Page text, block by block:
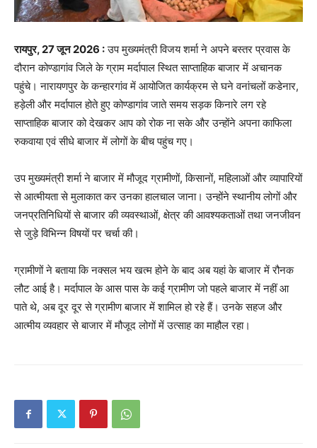
रायपुर, 27 जून 2026 :उप मुख्यमंत्री विजय शर्मा ने अपने बस्तर प्रवास के
दौरान कोण्डागांव जिले के ग्राम मर्दापाल स्थित साप्ताहिक बाजार में अचानक
पहुंचे। नारायणपुर के कन्हारगांव में आयोजित कार्यक्रम से घने वनांचलों कडेनार,
हड़ेली और मर्दापाल होते हुए कोण्डागांव जाते समय सड़क किनारे लग रहे
साप्ताहिक बाजार को देखकर आप को रोक ना सके और उन्होंने अपना काफिला
रुकवाया एवं सीधे बाजार में लोगों के बीच पहुंच गए।
उप मुख्यमंत्री शर्मा ने बाजार में मौजूद ग्रामीणों, किसानों, महिलाओं और व्यापारियों
से आत्मीयता से मुलाकात कर उनका हालचाल जाना। उन्होंने स्थानीय लोगों और
जनप्रतिनिधियों से बाजार की व्यवस्थाओं, क्षेत्र की आवश्यकताओं तथा जनजीवन
से जुड़े विभिन्न विषयों पर चर्चा की।
ग्रामीणों ने बताया कि नक्सल भय खत्म होने के बाद अब यहां के बाजार में रौनक
लौट आई है। मर्दापाल के आस पास के कई ग्रामीण जो पहले बाजार में नहीं आ
पाते थे, अब दूर दूर से ग्रामीण बाजार में शामिल हो रहे हैं। उनके सहज और
आत्मीय व्यवहार से बाजार में मौजूद लोगों में उत्साह का माहौल रहा।